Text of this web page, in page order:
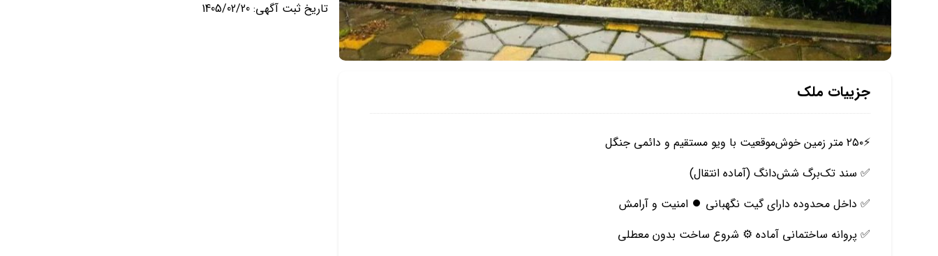
تاریخ ثبت آگهی: 1405/02/20
جزییات ملک
⚡️۲۵۰ متر زمین خوش‌موقعیت با ویو مستقیم و دائمی جنگل
✅ سند تک‌برگ شش‌دانگ (آماده انتقال)
✅ داخل محدوده دارای گیت نگهبانی ⏺️ امنیت و آرامش
✅ پروانه ساختمانی آماده ⚙️ شروع ساخت بدون معطلی